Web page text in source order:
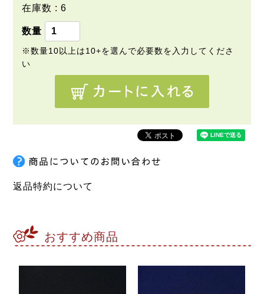
在庫数 6
返品特約について
おすすめ商品